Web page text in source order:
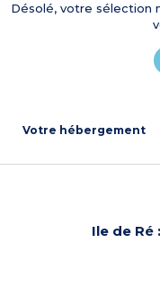
Désolé, votre sélection
Votre hébergement
Ile de